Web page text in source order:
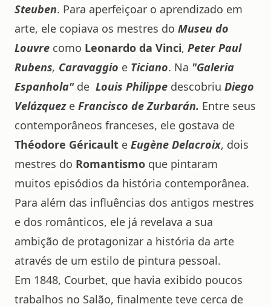
Steuben. Para aperfeiçoar o aprendizado em
arte, ele copiava os mestres do Museu do
Louvre como Leonardo da Vinci, Peter Paul
Rubens, Caravaggio e Ticiano. Na "Galeria
Espanhola"de Louis Philippe descobriu Diego
Velázqueze Francisco de Zurbarán. Entre seus
contemporâneos franceses, ele gostava de
Théodore Géricault e Eugène Delacroix, dois
mestres do Romantismo que pintaram
muitos episódios da história contemporânea.
Para além das influências dos antigos mestres
e dos românticos, ele já revelava a sua
ambição de protagonizar a história da arte
através de um estilo de pintura pessoal.
Em 1848, Courbet, que havia exibido poucos
trabalhos no Salão, finalmente teve cerca de